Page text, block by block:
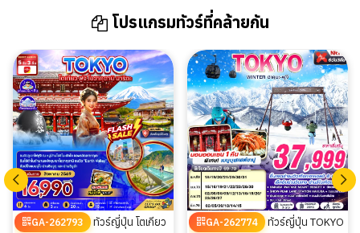
โปรแกรมทัวร์ที่คล้ายกัน
GA-262793
ทัวร์ญี่ปุ่น โตเกียว
GA-262774
ทัวร์ญี่ปุ่น TOKYO